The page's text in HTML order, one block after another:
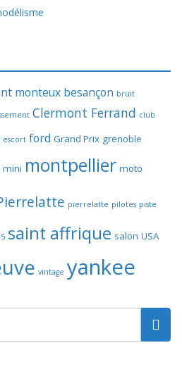
monteux besançon bruit
Clermont Ferrand club
escort ford Grand Prix grenoble
mini montpellier moto
pierrelatte pilotes piste
saint affrique salon USA
vintage yankee